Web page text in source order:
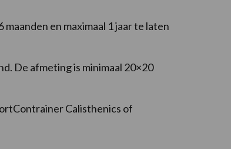
en maximaal 1 jaar te laten
De afmeting is minimaal 20×20
Calisthenics of